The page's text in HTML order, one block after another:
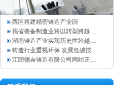
西区将建精密铸造产业园
我省装备制造业将以转型跨越…
湖南铸造产业实现历史性跨越…
铸造行业重视环保 发展低碳技…
江阴德吉铸造有限公司网站正…